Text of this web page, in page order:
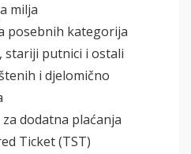
milja
posebnih kategorija
stariji putnici i ostali
i djelomično
dodatna plaćanja
Ticket (TST)